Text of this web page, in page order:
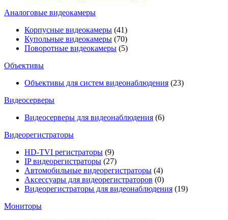
Аналоговые видеокамеры
Корпусные видеокамеры (41)
Купольные видеокамеры (70)
Поворотные видеокамеры (5)
Объективы
Объективы для систем видеонаблюдения (23)
Видеосерверы
Видеосерверы для видеонаблюдения (6)
Видеорегистраторы
HD-TVI регистраторы (9)
IP видеорегистраторы (27)
Автомобильные видеорегистраторы (4)
Аксессуары для видеорегистраторов (0)
Видеорегистраторы для видеонаблюдения (19)
Мониторы